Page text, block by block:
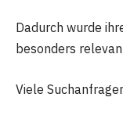
Dadurch wurde
besonders
Viele